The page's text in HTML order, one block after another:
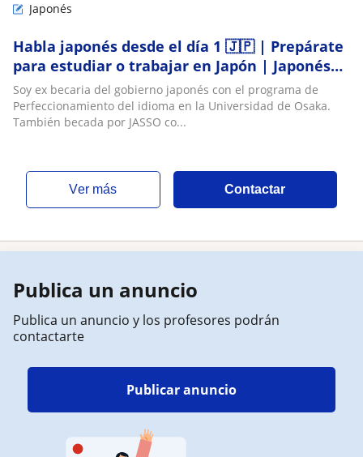
Japonés
Habla japonés desde el día 1 🇯🇵 | Prepárate
para estudiar o trabajar en Japón | Japonés
con anime para niños (≧◡≦) ♡
Soy ex becaria del gobierno japonés con el programa de
Perfeccionamiento del idioma en la Universidad de Osaka.
También becada por JASSO co...
ver más Contactar
Publica un anuncio
Publica un anuncio y los profesores podrán
contactarte
Publicar anuncio